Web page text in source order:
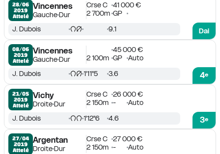
28/06
2019
Attelé
Vincennes
GaucheDur
Crse C
41 000 €
2 700m GP
Dai
J. Dubois 9.1
08/06
2019
Attelé
Vincennes
GaucheDur
45 000 €
2 100m GP Auto
4e
J. Dubois 1'11''5 3.6
21/05
2019
Attelé
Vichy
DroiteDur
Crse C
26 000 €
2 150m - Auto
3e
J. Dubois 1'12''6 4.6
27/04
2019
Attelé
Argentan
DroiteDur
Crse C
27 000 €
2 150m - Auto